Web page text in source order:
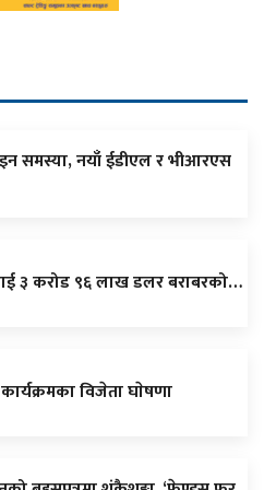
समस्या, नयाँ ईडीएल र भीआरएस
३ करोड ९६ लाख डलर बराबरको…
विजेता घाेषणा